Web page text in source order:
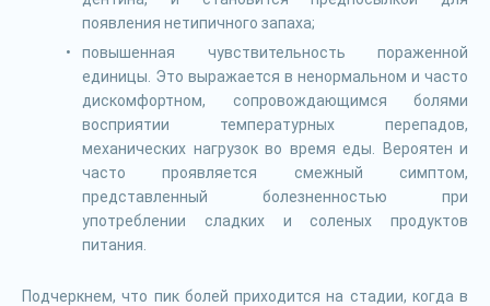
появления нетипичного запаха;
повышенная чувствительность пораженной
единицы. Это выражается в ненормальном и часто
дискомфортном, сопровождающимся болями
восприятии температурных перепадов,
механических нагрузок во время еды. Вероятен и
часто проявляется смежный симптом,
представленный болезненностью при
употреблении сладких и соленых продуктов
питания.
Подчеркнем, что пик болей приходится на стадии, когда в